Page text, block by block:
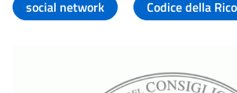
social network
Codice della